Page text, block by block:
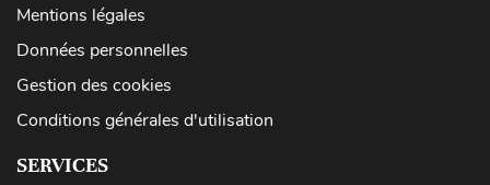
Mentions légales
Données personnelles
Gestion des cookies
Conditions générales d'utilisation
SERVICES